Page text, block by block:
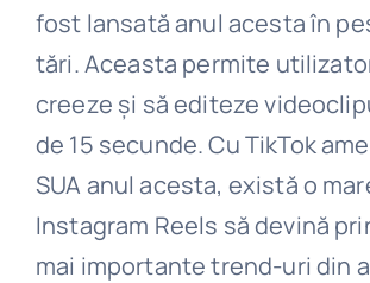
fost lansată anul acesta în
tări. Aceasta permite
creeze și să editeze
de 15 secunde. Cu TikTok
SUA anul acesta, există o
Instagram Reels să devină
mai importante trend-uri din